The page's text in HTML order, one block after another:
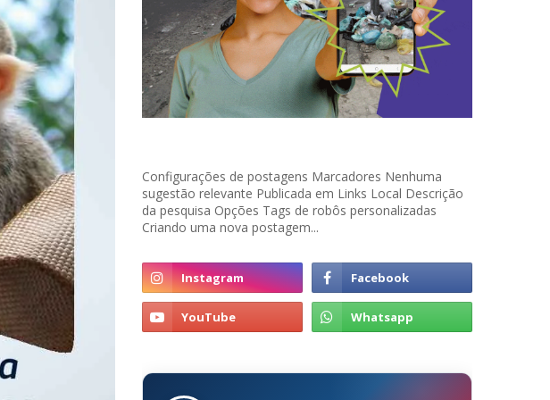
Configurações de postagens Marcadores Nenhuma
sugestão relevante Publicada em Links Local Descrição
da pesquisa Opções Tags de robôs personalizadas
Criando uma nova postagem...